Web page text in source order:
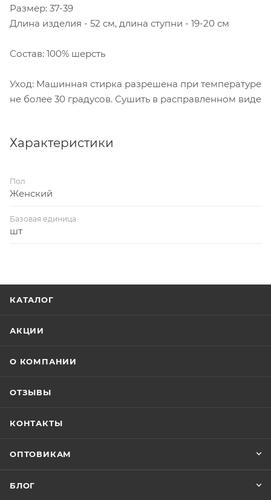
Размер: 37-39
Длина изделия - 52 см, длина ступни - 19-20 см
Состав: 100% шерсть
Уход: Машинная стирка разрешена при температуре
не более 30 градусов. Сушить в расправленном виде
Характеристики
Пол
Женский
Базовая единица
шт
КАТАЛОГ
АКЦИИ
О КОМПАНИИ
ОТЗЫВЫ
КОНТАКТЫ
ОПТОВИКАМ
БЛОГ